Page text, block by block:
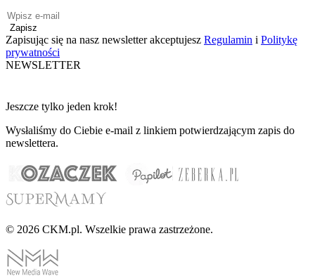
Zapisz
Zapisując się na nasz newsletter akceptujesz Regulamin i Politykę
prywatności
NEWSLETTER
Jeszcze tylko jeden krok!
Wysłaliśmy do Ciebie e-mail z linkiem potwierdzającym zapis do
newslettera.
© 2026 CKM.pl. Wszelkie prawa zastrzeżone.